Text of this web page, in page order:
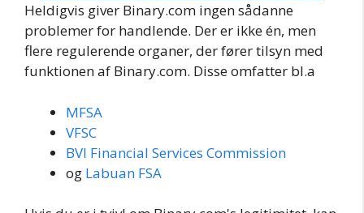
Heldigvis giver Binary.com ingen sådanne
problemer for handlende. Der er ikke én, men
flere regulerende organer, der fører tilsyn med
funktionen af Binary.com. Disse omfatter bl.a
MFSA
VFSC
BVI Financial Services Commission
og Labuan FSA